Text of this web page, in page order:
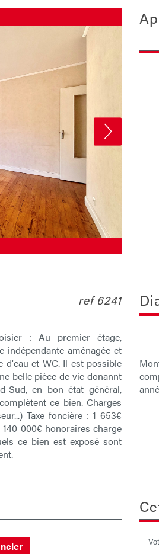
ref 6241
: Au premier étage,
indépendante aménagée et
d'eau et WC. Il est possible
belle pièce de vie donannt
Sud, en bon état général,
ce bien. Charges
Taxe foncière : 1 653€
000€ honoraires charge
ce bien est exposé sont